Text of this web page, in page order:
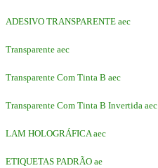
ADESIVO TRANSPARENTE aec
Transparente aec
Transparente Com Tinta B aec
Transparente Com Tinta B Invertida aec
LAM HOLOGRÁFICA aec
ETIQUETAS PADRÃO ae